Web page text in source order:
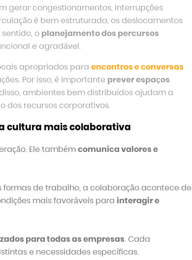
gerar congestionamentos, interrupções
é bem estruturada, os deslocamentos
o planejamento dos percursos
e agradável.
apropriados para encontros e conversas
Por isso, é importante prever espaços
ambientes bem distribuídos ajudam a
dos recursos corporativos.
cultura mais colaborativa
Ele tambémcomunica valores e
de trabalho, a colaboração acontece de
mais favoráveis para interagir e
para todas as empresas. Cada
e necessidades específicas.